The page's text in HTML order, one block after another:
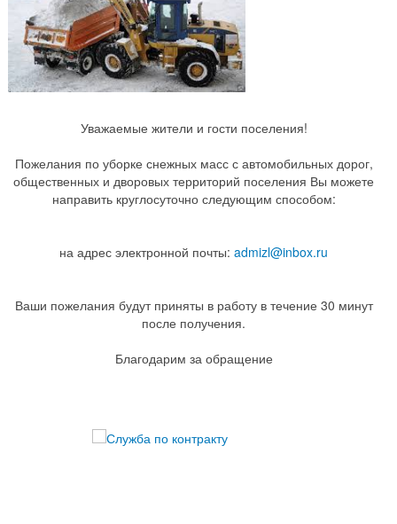
Уважаемые жители и гости поселения!
Пожелания по уборке снежных масс с автомобильных дорог,
общественных и дворовых территорий поселения Вы можете
направить круглосуточно следующим способом:
на адрес электронной почты: admizl@inbox.ru
Ваши пожелания будут приняты в работу в течение 30 минут
после получения.
Благодарим за обращение